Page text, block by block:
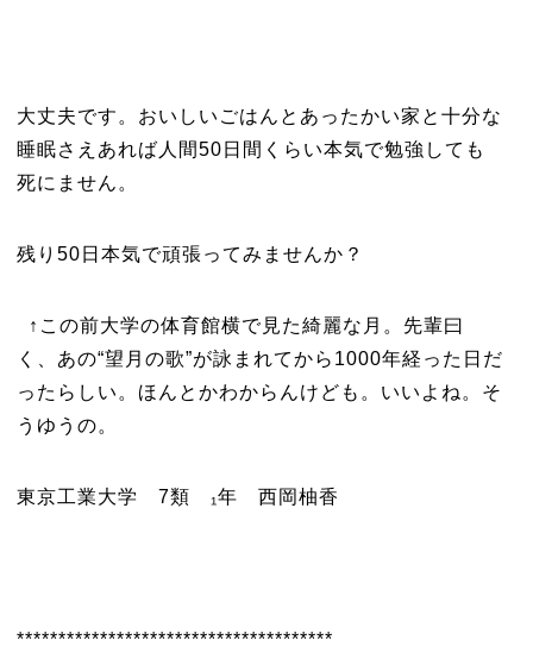
大丈夫です。おいしいごはんとあったかい家と十分な
睡眠さえあれば人間50日間くらい本気で勉強しても
死にません。
残り50日本気で頑張ってみませんか？
↑この前大学の体育館横で見た綺麗な月。先輩曰
く、あの“望月の歌”が詠まれてから1000年経った日だ
ったらしい。ほんとかわからんけども。いいよね。そ
うゆうの。
東京工業大学 7類 ₁年 西岡柚香
**************************************